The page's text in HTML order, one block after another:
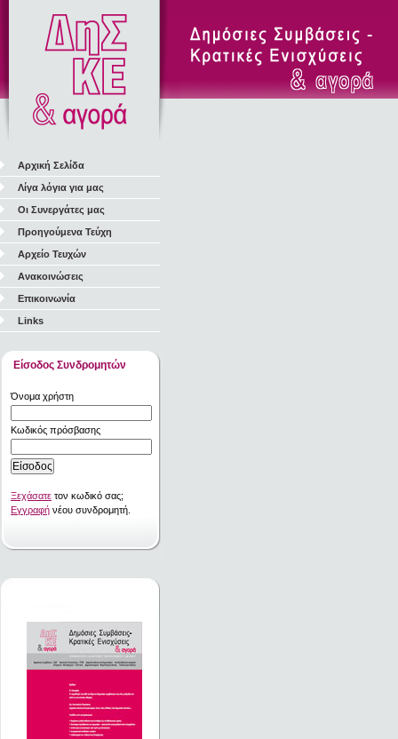
Αρχική Σελίδα
Λίγα λόγια για μας
Οι Συνεργάτες μας
Προηγούμενα Τεύχη
Αρχείο Τευχών
Ανακοινώσεις
Επικοινωνία
Links
Είσοδος Συνδρομητών
Όνομα χρήστη
Κωδικός πρόσβασης
Ξεχάσατε τον κωδικό σας;
Εγγραφή νέου συνδρομητή.